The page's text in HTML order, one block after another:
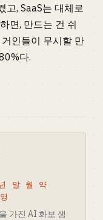
고, SaaS는 대체로
면, 만드는 건 쉬
인들이 무시할 만
다.
말 월 약
가진 AI 화보 생